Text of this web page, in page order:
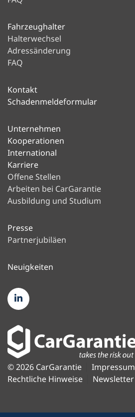
Fahrzeughalter
Halterwechsel
Adressänderung
FAQ
Kontakt
Schadenmeldeformular
Unternehmen
Kooperationen
International
Karriere
Offene Stellen
Arbeiten bei CarGarantie
Ausbildung und Studium
Presse
Partnerjubiläen
Neuigkeiten
© 2026 CarGarantie Impressum
Rechtliche Hinweise
Newsletter